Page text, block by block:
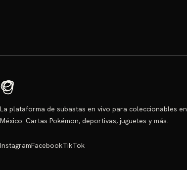
La plataforma de subastas en vivo para coleccionables en
México. Cartas Pokémon, deportivas, juguetes y más.
InstagramFacebookTikTok